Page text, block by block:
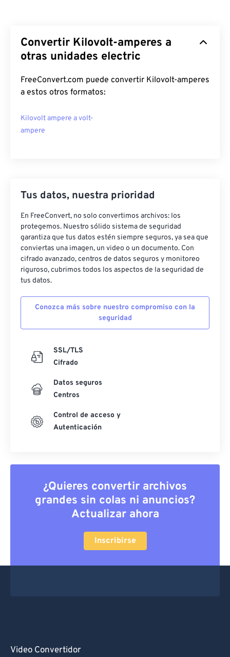
Convertir Kilovolt-amperes a
otras unidades electric
FreeConvert.com puede convertir Kilovolt-amperes
a estos otros formatos:
Kilovolt ampere a volt-
ampere
Tus datos, nuestra prioridad
En FreeConvert, no solo convertimos archivos: los
protegemos. Nuestro sólido sistema de seguridad
garantiza que tus datos estén siempre seguros, ya sea que
conviertas una imagen, un video o un documento. Con
cifrado avanzado, centros de datos seguros y monitoreo
riguroso, cubrimos todos los aspectos de la seguridad de
tus datos.
Conozca más sobre nuestro compromiso con la
seguridad
SSL/TLS
Cifrado
Datos seguros
Centros
Control de acceso y
Autenticación
¿Quieres convertir archivos
grandes sin colas ni anuncios?
Actualizar ahora
Inscribirse
Video Convertidor